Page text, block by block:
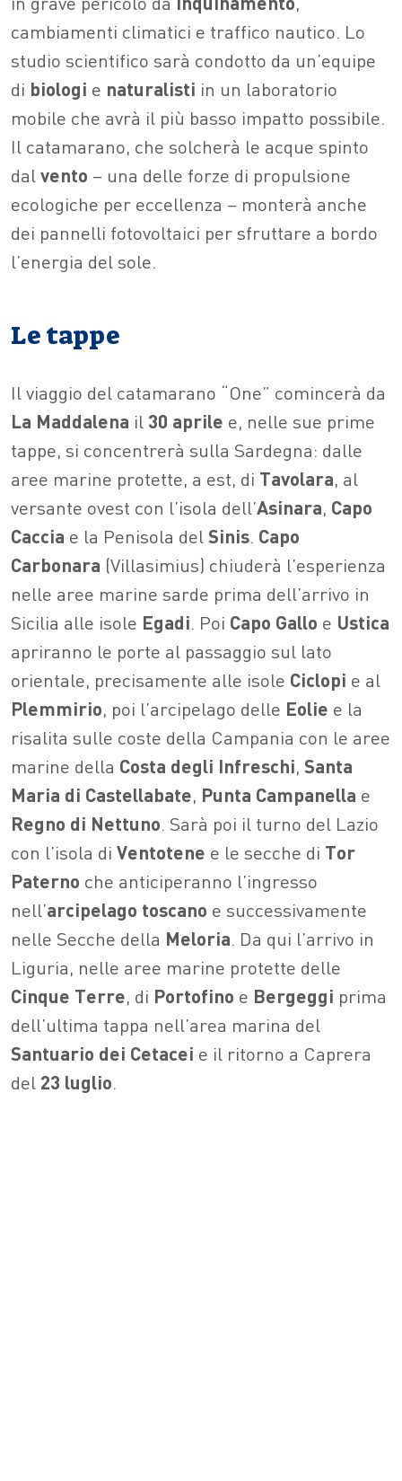
cambiamenti climatici e traffico nautico. Lo
studio scientifico sarà condotto da un’equipe
di biologi e naturalisti in un laboratorio
mobile che avrà il più basso impatto possibile.
Il catamarano, che solcherà le acque spinto
dalvento – una delle forze di propulsione
ecologiche per eccellenza – monterà anche
dei pannelli fotovoltaici per sfruttare a bordo
l’energia del sole.
Le tappe
Il viaggio del catamarano “One” comincerà da
La Maddalena il 30 aprile e, nelle sue prime
tappe, si concentrerà sulla Sardegna: dalle
aree marine protette, a est, di Tavolara, al
versante ovest con l’isola dell’Asinara, Capo
Caccia e la Penisola del Sinis. Capo
Carbonara (Villasimius) chiuderà l’esperienza
nelle aree marine sarde prima dell’arrivo in
Sicilia alle isole Egadi. Poi Capo Gallo e Ustica
apriranno le porte al passaggio sul lato
orientale, precisamente alle isole Ciclopi e al
Plemmirio, poi l’arcipelago delle Eolie e la
risalita sulle coste della Campania con le aree
marine della Costa degli Infreschi, Santa
Maria di Castellabate, Punta Campanella e
Regno di Nettuno. Sarà poi il turno del Lazio
con l’isola di Ventotene e le secche di Tor
Paterno che anticiperanno l’ingresso
nell’arcipelago toscano e successivamente
nelle Secche della Meloria. Da qui l’arrivo in
Liguria, nelle aree marine protette delle
Cinque Terre, di Portofino e Bergeggi prima
dell’ultima tappa nell’area marina del
Santuario dei Cetacei e il ritorno a Caprera
del 23 luglio.